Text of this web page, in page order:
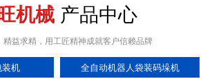
机械 产品中心
精益求精，用工匠精神成就客户信赖品牌
机 全自动机器人袋装码垛机